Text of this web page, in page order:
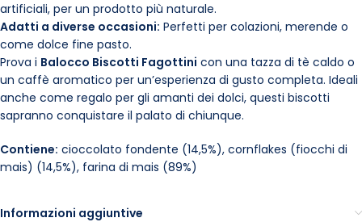
artificiali, per un prodotto più naturale.
Adatti a diverse occasioni: Perfetti per colazioni, merende o
come dolce fine pasto.
Prova i Balocco Biscotti Fagottini con una tazza di tè caldo o
un caffè aromatico per un’esperienza di gusto completa. Ideali
anche come regalo per gli amanti dei dolci, questi biscotti
sapranno conquistare il palato di chiunque.
Contiene: cioccolato fondente (14,5%), cornflakes (fiocchi di
mais) (14,5%), farina di mais (89%)
Informazioni aggiuntive